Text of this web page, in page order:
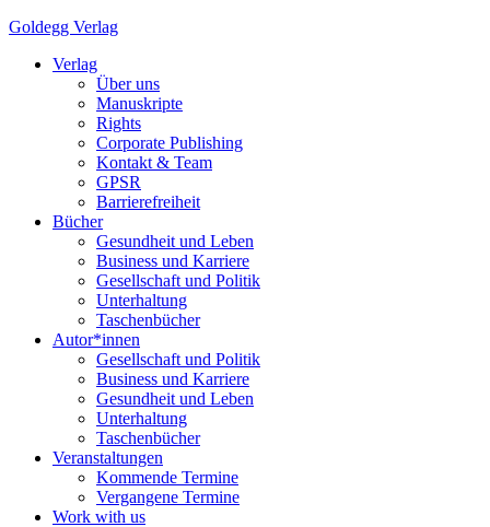
Goldegg Verlag
Verlag
Über uns
Manuskripte
Rights
Corporate Publishing
Kontakt & Team
GPSR
Barrierefreiheit
Bücher
Gesundheit und Leben
Business und Karriere
Gesellschaft und Politik
Unterhaltung
Taschenbücher
Autor*innen
Gesellschaft und Politik
Business und Karriere
Gesundheit und Leben
Unterhaltung
Taschenbücher
Veranstaltungen
Kommende Termine
Vergangene Termine
Work with us